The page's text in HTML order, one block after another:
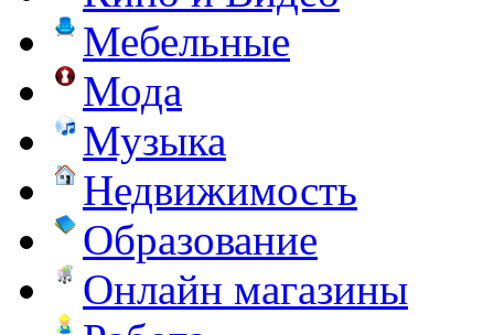
Мебельные
Мода
Музыка
Недвижимость
Образование
Онлайн магазины